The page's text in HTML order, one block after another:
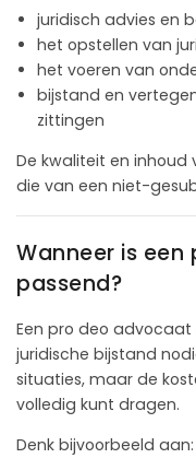
juridisch advies en
het opstellen van
het voeren van
bijstand en
zittingen
De kwaliteit en inhoud
die van een niet-
Wanneer is
passend?
Een pro deo
juridische bijstand
situaties, maar de
volledig kunt dragen.
Denk bijvoorbeeld aan: